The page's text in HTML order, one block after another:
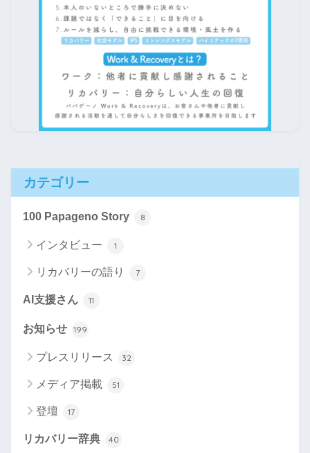
カテゴリー
100 Papageno Story 8
インタビュー 1
リカバリーの語り 7
AI支援さん 11
お知らせ 199
プレスリリース 32
メディア掲載 51
登壇 17
リカバリー辞典 40